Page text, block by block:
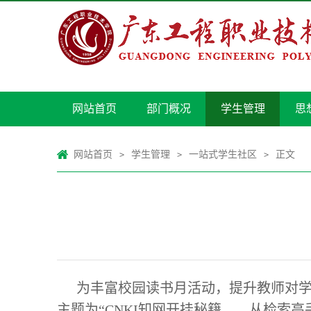
网站首页 部门概况 学生管理 思
网站首页 > 学生管理 > 一站式学生社区 > 正文
为丰富校园读书月活动，提升教师对